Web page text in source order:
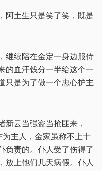
阿土生只是笑了笑，既是
继续陪在金定一身边服侍
的血汗钱分一半给这个一
只是为了做一个忠心护主
新云当强盗当抢匪来，
为主人，金家虽称不上十
负责的。仆人受了伤得了
放上他们几天病假。仆人